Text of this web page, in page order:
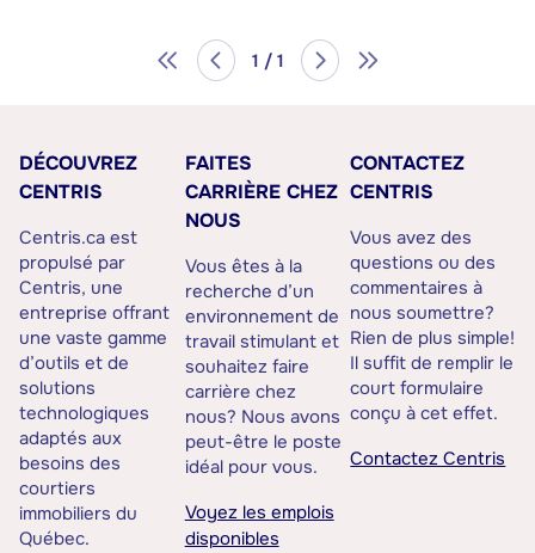
1 / 1
DÉCOUVREZ
CENTRIS
Centris.ca est
propulsé par
Centris, une
entreprise offrant
une vaste gamme
d’outils et de
solutions
technologiques
adaptés aux
besoins des
courtiers
immobiliers du
Québec.
FAITES
CARRIÈRE CHEZ
NOUS
Vous êtes à la
recherche d’un
environnement de
travail stimulant et
souhaitez faire
carrière chez
nous? Nous avons
peut-être le poste
idéal pour vous.
Voyez les emplois
disponibles
CONTACTEZ
CENTRIS
Vous avez des
questions ou des
commentaires à
nous soumettre?
Rien de plus simple!
Il suffit de remplir le
court formulaire
conçu à cet effet.
Contactez Centris